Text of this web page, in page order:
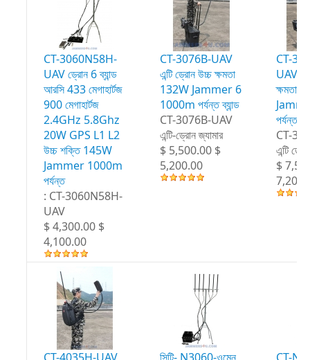
CT-3060N58H-
UAV ড্রোন 6 ব্যান্ড
আরসি 433 মেগাহার্টজ
900 মেগাহার্টজ
2.4GHz 5.8Ghz
20W GPS L1 L2
উচ্চ শক্তি 145W
Jammer 1000m
পর্যন্ত
: CT-3060N58H-
UAV
$ 4,300.00 $
4,100.00
CT-3076B-UAV
এন্টি ড্রোন উচ্চ ক্ষমতা
132W Jammer 6
1000m পর্যন্ত ব্যান্ড
CT-3076B-UAV
এন্টি-ড্রোন জ্যামার
$ 5,500.00 $
5,200.00
CT-
UAV
ক্ষমতা
পর্যন্ত
CT-
এন্টি
$